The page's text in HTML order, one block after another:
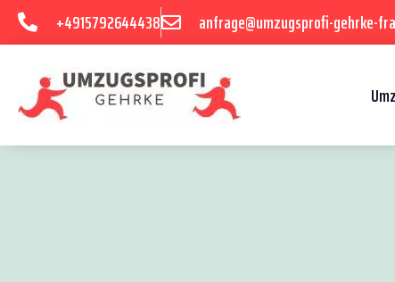
+4915792644438 anfrage@umzugsprofi-gehrke-